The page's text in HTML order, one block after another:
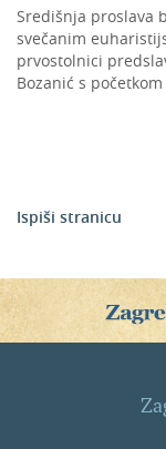
Središnja proslava
svečanim
prvostolnici
Bozanić s početkom
Ispiši stranicu